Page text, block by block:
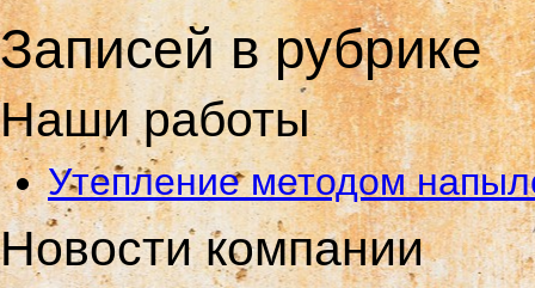
Записей в рубрике
Наши работы
Утепление методом
Новости компании